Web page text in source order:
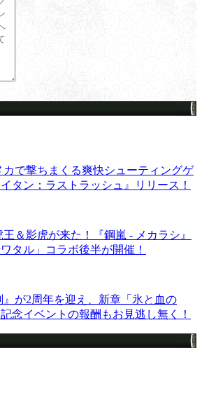
カで撃ちまくる爽快シューティングゲ
タン：ラストラッシュ』リリース！
＆影虎が来た！『鋼嵐 - メカラシ』
タル」コラボ後半が開催！
』が2周年を迎え、新章「氷と血の
念イベントの報酬もお見逃し無く！